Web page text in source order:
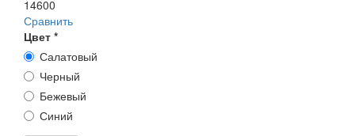
14600
Сравнить
Цвет *
Салатовый
Черный
Бежевый
Синий